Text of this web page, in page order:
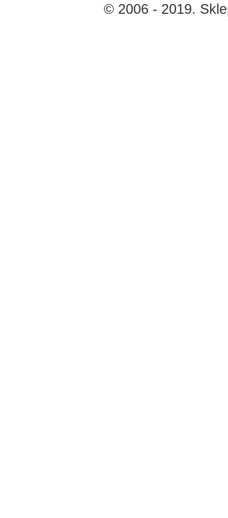
© 2006 - 2019.